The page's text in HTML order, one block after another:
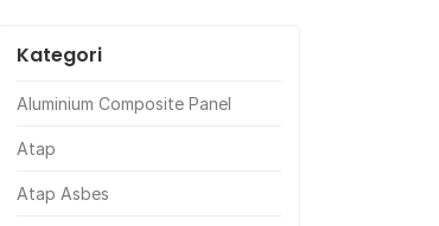
Kategori
Aluminium Composite Panel
Atap
Atap Asbes